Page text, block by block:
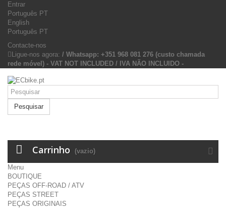
Entrar
Português PT
English
Português PT
Contacte-nos
Ligue-nos agora: / Whatsapp: +351 968 081 276 (custo chamada
rede móvel) - VAT NOT INCLUDED / IVA NÃO INCLUIDO -
Pesquisar
Carrinho (vazio)
Menu
BOUTIQUE
PEÇAS OFF-ROAD / ATV
PEÇAS STREET
PEÇAS ORIGINAIS